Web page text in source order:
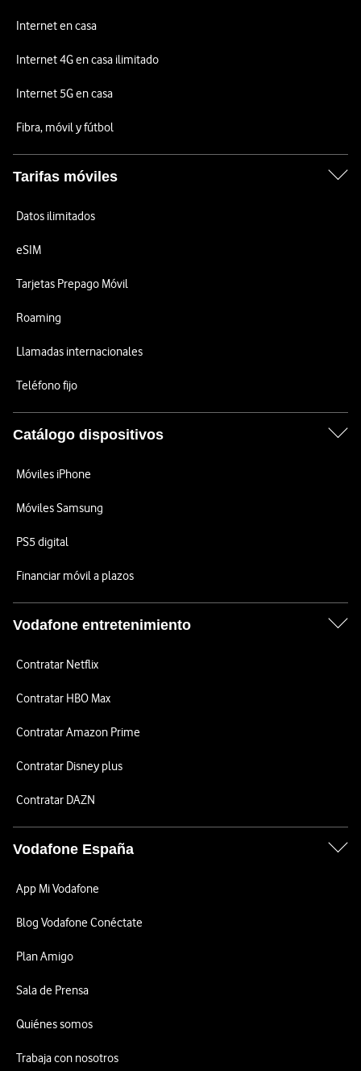
Internet en casa
Internet 4G en casa ilimitado
Internet 5G en casa
Fibra, móvil y fútbol
Tarifas móviles
Datos ilimitados
eSIM
Tarjetas Prepago Móvil
Roaming
Llamadas internacionales
Teléfono fijo
Catálogo dispositivos
Móviles iPhone
Móviles Samsung
PS5 digital
Financiar móvil a plazos
Vodafone entretenimiento
Contratar Netflix
Contratar HBO Max
Contratar Amazon Prime
Contratar Disney plus
Contratar DAZN
Vodafone España
App Mi Vodafone
Blog Vodafone Conéctate
Plan Amigo
Sala de Prensa
Quiénes somos
Trabaja con nosotros